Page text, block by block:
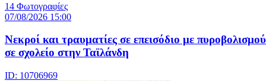
14 Φωτογραφίες
07/08/2026 15:00
Nεκροί και τραυματίες σε επεισόδιο με
σε σχολείο στην Ταϊλάνδη
ID: 10706969